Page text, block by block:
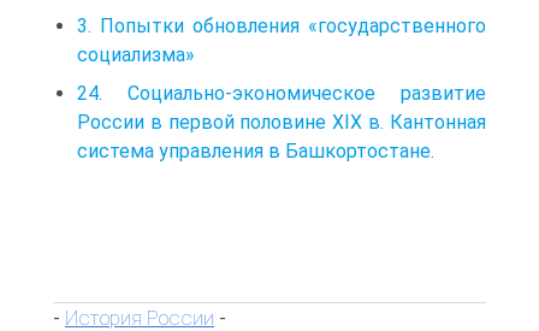
3. Попытки обновления «государственного
социализма»
24. Социально-экономическое развитие
России в первой половине XIX в. Кантонная
система управления в Башкортостане.
- История России -